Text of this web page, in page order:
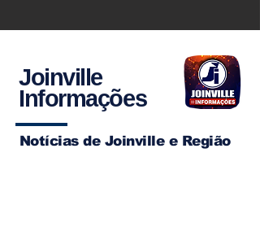
Joinville
Informações
Notícias de Joinville e Região